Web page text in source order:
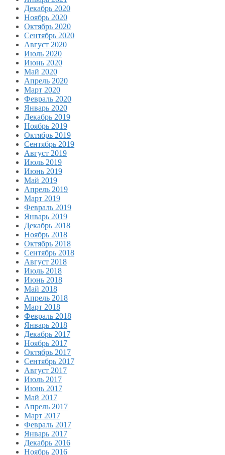
Декабрь 2020
Ноябрь 2020
Октябрь 2020
Сентябрь 2020
Август 2020
Июль 2020
Июнь 2020
Май 2020
Апрель 2020
Март 2020
Февраль 2020
Январь 2020
Декабрь 2019
Ноябрь 2019
Октябрь 2019
Сентябрь 2019
Август 2019
Июль 2019
Июнь 2019
Май 2019
Апрель 2019
Март 2019
Февраль 2019
Январь 2019
Декабрь 2018
Ноябрь 2018
Октябрь 2018
Сентябрь 2018
Август 2018
Июль 2018
Июнь 2018
Май 2018
Апрель 2018
Март 2018
Февраль 2018
Январь 2018
Декабрь 2017
Ноябрь 2017
Октябрь 2017
Сентябрь 2017
Август 2017
Июль 2017
Июнь 2017
Май 2017
Апрель 2017
Март 2017
Февраль 2017
Январь 2017
Декабрь 2016
Ноябрь 2016